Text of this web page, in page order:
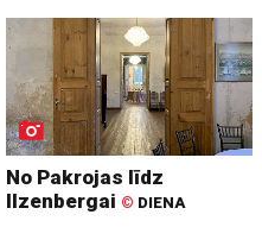
No Pakrojas līdz
Ilzenbergai © DIENA